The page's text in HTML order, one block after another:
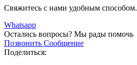
Свяжитесь с нами удобным способом.
Whatsapp
Остались вопросы? Мы рады помочь
Позвонить Сообщение
Поделиться: